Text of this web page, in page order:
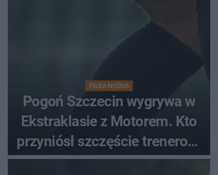
PIŁKA NOŻNA
Pogoń Szczecin wygrywa w
Ekstraklasie z Motorem. Kto
przyniósł szczęście trenerowi
gospodarzy?